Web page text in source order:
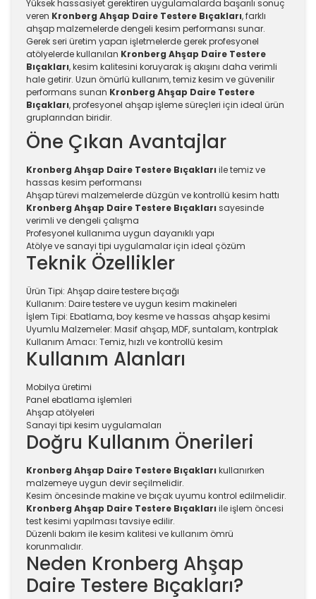
Yüksek hassasiyet gerektiren uygulamalarda başarılı sonuç
veren Kronberg Ahşap Daire Testere Bıçakları, farklı
ahşap malzemelerde dengeli kesim performansı sunar.
Gerek seri üretim yapan işletmelerde gerek profesyonel
atölyelerde kullanılan Kronberg Ahşap Daire Testere
Bıçakları, kesim kalitesini koruyarak iş akışını daha verimli
hale getirir. Uzun ömürlü kullanım, temiz kesim ve güvenilir
performans sunan Kronberg Ahşap Daire Testere
Bıçakları, profesyonel ahşap işleme süreçleri için ideal ürün
gruplarından biridir.
Öne Çıkan Avantajlar
Kronberg Ahşap Daire Testere Bıçakları ile temiz ve
hassas kesim performansı
Ahşap türevi malzemelerde düzgün ve kontrollü kesim hattı
Kronberg Ahşap Daire Testere Bıçakları sayesinde
verimli ve dengeli çalışma
Profesyonel kullanıma uygun dayanıklı yapı
Atölye ve sanayi tipi uygulamalar için ideal çözüm
Teknik Özellikler
Ürün Tipi: Ahşap daire testere bıçağı
Kullanım: Daire testere ve uygun kesim makineleri
İşlem Tipi: Ebatlama, boy kesme ve hassas ahşap kesimi
Uyumlu Malzemeler: Masif ahşap, MDF, suntalam, kontrplak
Kullanım Amacı: Temiz, hızlı ve kontrollü kesim
Kullanım Alanları
Mobilya üretimi
Panel ebatlama işlemleri
Ahşap atölyeleri
Sanayi tipi kesim uygulamaları
Doğru Kullanım Önerileri
Kronberg Ahşap Daire Testere Bıçakları kullanırken
malzemeye uygun devir seçilmelidir.
Kesim öncesinde makine ve bıçak uyumu kontrol edilmelidir.
Kronberg Ahşap Daire Testere Bıçakları ile işlem öncesi
test kesimi yapılması tavsiye edilir.
Düzenli bakım ile kesim kalitesi ve kullanım ömrü
korunmalıdır.
Neden Kronberg Ahşap
Daire Testere Bıçakları?